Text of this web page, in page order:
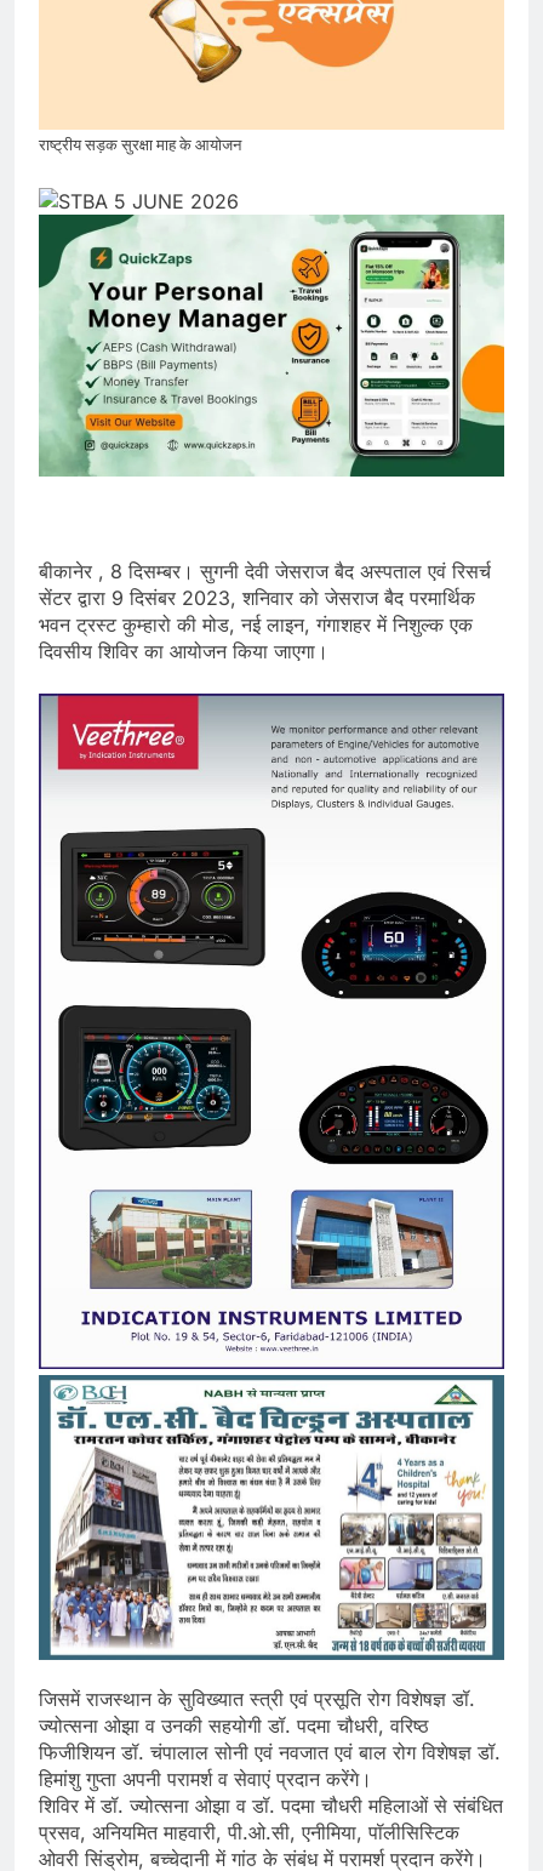
राष्ट्रीय सड़क सुरक्षा माह के आयोजन
बीकानेर , 8 दिसम्बर। सुगनी देवी जेसराज बैद अस्पताल एवं रिसर्च
सेंटर द्वारा 9 दिसंबर 2023, शनिवार को जेसराज बैद परमार्थिक
भवन ट्रस्ट कुम्हारो की मोड, नई लाइन, गंगाशहर में निशुल्क एक
दिवसीय शिविर का आयोजन किया जाएगा।
जिसमें राजस्थान के सुविख्यात स्त्री एवं प्रसूति रोग विशेषज्ञ डॉ.
ज्योत्सना ओझा व उनकी सहयोगी डॉ. पदमा चौधरी, वरिष्ठ
फिजीशियन डॉ. चंपालाल सोनी एवं नवजात एवं बाल रोग विशेषज्ञ डॉ.
हिमांशु गुप्ता अपनी परामर्श व सेवाएं प्रदान करेंगे।
शिविर में डॉ. ज्योत्सना ओझा व डॉ. पदमा चौधरी महिलाओं से संबंधित
प्रसव, अनियमित माहवारी, पी.ओ.सी, एनीमिया, पॉलीसिस्टिक
ओवरी सिंड्रोम, बच्चेदानी में गांठ के संबंध में परामर्श प्रदान करेंगे।